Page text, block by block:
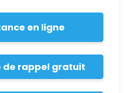
en ligne
de rappel gratuit